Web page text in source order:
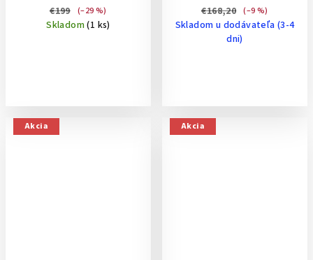
€199 (–29 %)
Skladom(1 ks)
€168,20 (–9 %)
Skladom u dodávateľa (3-4
dni)
Akcia Akcia